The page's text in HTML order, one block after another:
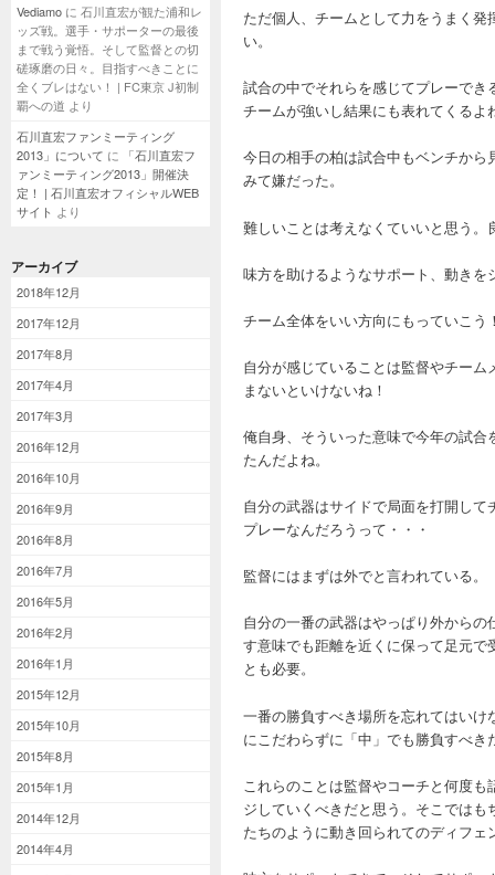
Vediamo に 石川直宏が観た浦和レ
ッズ戦。選手・サポーターの最後
まで戦う覚悟。そして監督との切
磋琢磨の日々。目指すべきことに
全くブレはない！ | FC東京 J初制
覇への道 より
石川直宏ファンミーティング
2013」について に
「石川直宏フ
ァンミーティング2013」開催決
定！ | 石川直宏オフィシャルWEB
サイト より
アーカイブ
2018年12月
2017年12月
2017年8月
2017年4月
2017年3月
2016年12月
2016年10月
2016年9月
2016年8月
2016年7月
2016年5月
2016年2月
2016年1月
2015年12月
2015年10月
2015年8月
2015年1月
2014年12月
2014年4月
ただ個人、チームとして力をうまく
い。
試合の中でそれらを感じてプレーで
チームが強いし結果にも表れてくるよ
今日の相手の柏は試合中もベンチか
みて嫌だった。
難しいことは考えなくていいと思う
味方を助けるようなサポート、動き
チーム全体をいい方向にもっていこ
自分が感じていることは監督やチー
まないといけないね！
俺自身、そういった意味で今年の試
たんだよね。
自分の武器はサイドで局面を打開し
プレーなんだろうって・・・
監督にはまずは外でと言われている。
自分の一番の武器はやっぱり外から
す意味でも距離を近くに保って足元
とも必要。
一番の勝負すべき場所を忘れてはい
にこだわらずに「中」でも勝負すべ
これらのことは監督やコーチと何度
ジしていくべきだと思う。そこでは
たちのように動き回られてのディフ